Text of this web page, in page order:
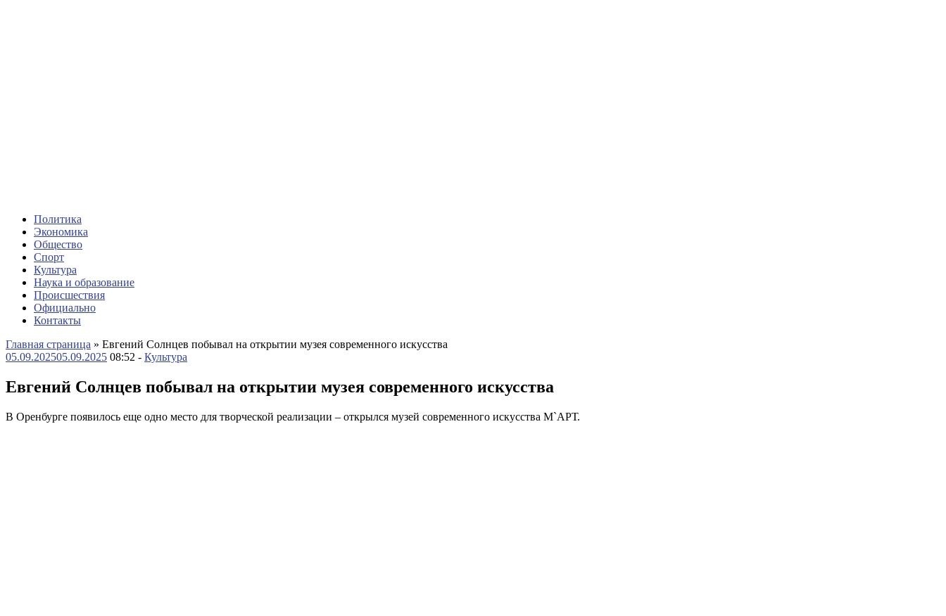
Политика
Экономика
Общество
Спорт
Культура
Наука и образование
Происшествия
Официально
Контакты
Главная страница » Евгений Солнцев побывал на открытии музея современного искусства
05.09.202505.09.2025 08:52 - Культура
Евгений Солнцев побывал на открытии музея современного искусства
В Оренбурге появилось еще одно место для творческой реализации – открылся музей современного искусства М`АРТ.